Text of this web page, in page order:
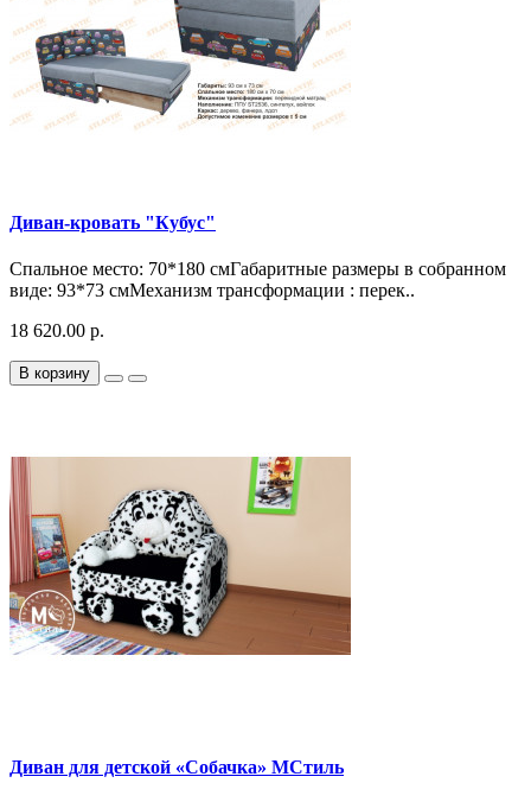
Диван-кровать "Кубус"
Спальное место: 70*180 смГабаритные размеры в собранном
виде: 93*73 смМеханизм трансформации : перек..
18 620.00 р.
В корзину
Диван для детской «Собачка» МСтиль